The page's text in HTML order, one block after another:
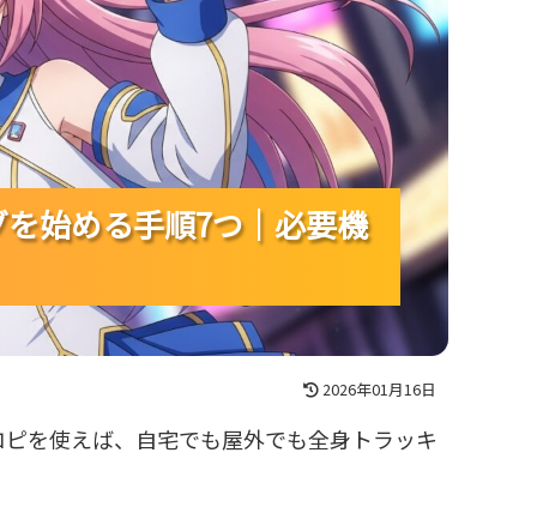
始める手順7つ｜必要機
始める手順7つ｜必要機
始める手順7つ｜必要機
2026年01月16日
を使えば、自宅でも屋外でも全身トラッキ